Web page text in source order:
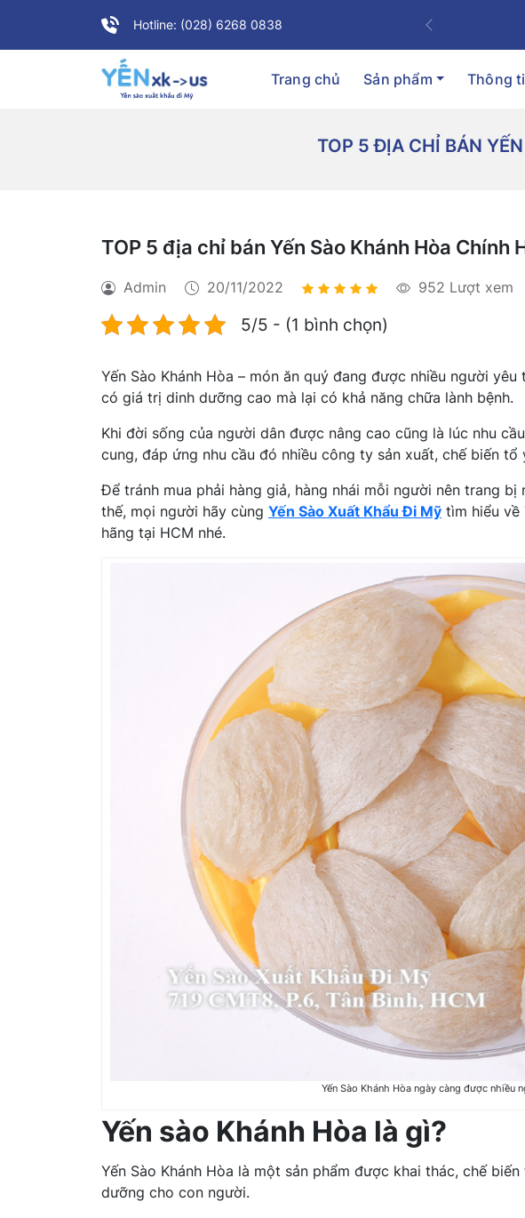
Hotline: (028) 6268 0838
Previous
Trang chủ Sản phẩm Thông
TOP 5 ĐỊA CHỈ BÁN
TOP 5 địa chỉ bán Yến Sào Khánh Hòa Chính
Admin 20/11/2022 952 Lượt xem
5/5 - (1 bình chọn)
Yến Sào Khánh Hòa – món ăn quý đang được nhiều người
có giá trị dinh dưỡng cao mà lại có khả năng chữa lành bệnh.
Khi đời sống của người dân được nâng cao cũng là lúc nhu
cung, đáp ứng nhu cầu đó nhiều công ty sản xuất, chế biến tổ
Để tránh mua phải hàng giả, hàng nhái mỗi người nên trang
thế, mọi người hãy cùng Yến Sào Xuất Khẩu Đi Mỹ tìm hiểu về
hãng tại HCM nhé.
Yến Sào Khánh Hòa ngày càng được nhiều
Yến sào Khánh Hòa là gì?
Yến Sào Khánh Hòa là một sản phẩm được khai thác, chế
dưỡng cho con người.